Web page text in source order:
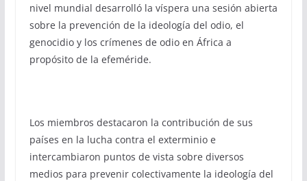
nivel mundial desarrolló la víspera una sesión abierta
sobre la prevención de la ideología del odio, el
genocidio y los crímenes de odio en África a
propósito de la efeméride.
Los miembros destacaron la contribución de sus
países en la lucha contra el exterminio e
intercambiaron puntos de vista sobre diversos
medios para prevenir colectivamente la ideología del